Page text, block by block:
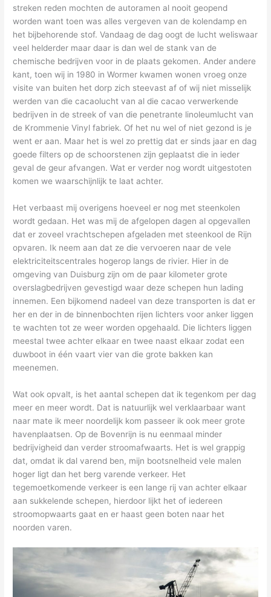
streken reden mochten de autoramen al nooit geopend
worden want toen was alles vergeven van de kolendamp en
het bijbehorende stof. Vandaag de dag oogt de lucht weliswaar
veel helderder maar daar is dan wel de stank van de
chemische bedrijven voor in de plaats gekomen. Ander andere
kant, toen wij in 1980 in Wormer kwamen wonen vroeg onze
visite van buiten het dorp zich steevast af of wij niet misselijk
werden van die cacaolucht van al die cacao verwerkende
bedrijven in de streek of van die penetrante linoleumlucht van
de Krommenie Vinyl fabriek. Of het nu wel of niet gezond is je
went er aan. Maar het is wel zo prettig dat er sinds jaar en dag
goede filters op de schoorstenen zijn geplaatst die in ieder
geval de geur afvangen. Wat er verder nog wordt uitgestoten
komen we waarschijnlijk te laat achter.
Het verbaast mij overigens hoeveel er nog met steenkolen
wordt gedaan. Het was mij de afgelopen dagen al opgevallen
dat er zoveel vrachtschepen afgeladen met steenkool de Rijn
opvaren. Ik neem aan dat ze die vervoeren naar de vele
elektriciteitscentrales hogerop langs de rivier. Hier in de
omgeving van Duisburg zijn om de paar kilometer grote
overslagbedrijven gevestigd waar deze schepen hun lading
innemen. Een bijkomend nadeel van deze transporten is dat er
her en der in de binnenbochten rijen lichters voor anker liggen
te wachten tot ze weer worden opgehaald. Die lichters liggen
meestal twee achter elkaar en twee naast elkaar zodat een
duwboot in één vaart vier van die grote bakken kan
meenemen.
Wat ook opvalt, is het aantal schepen dat ik tegenkom per dag
meer en meer wordt. Dat is natuurlijk wel verklaarbaar want
naar mate ik meer noordelijk kom passeer ik ook meer grote
havenplaatsen. Op de Bovenrijn is nu eenmaal minder
bedrijvigheid dan verder stroomafwaarts. Het is wel grappig
dat, omdat ik dal varend ben, mijn bootsnelheid vele malen
hoger ligt dan het berg varende verkeer. Het
tegemoetkomende verkeer is een lange rij van achter elkaar
aan sukkelende schepen, hierdoor lijkt het of iedereen
stroomopwaarts gaat en er haast geen boten naar het
noorden varen.